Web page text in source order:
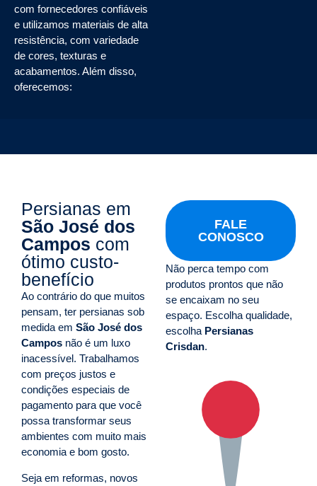
com fornecedores confiáveis
e utilizamos materiais de alta
resistência, com variedade
de cores, texturas e
acabamentos. Além disso,
oferecemos:
Persianas em
São José dos
Campos com
ótimo custo-
benefício
Ao contrário do que muitos
pensam, ter persianas sob
medida em São José dos
Campos não é um luxo
inacessível. Trabalhamos
com preços justos e
condições especiais de
pagamento para que você
possa transformar seus
ambientes com muito mais
economia e bom gosto.
Seja em reformas, novos
FALE
CONOSCO
Não perca tempo com
produtos prontos que não
se encaixam no seu
espaço. Escolha qualidade,
escolha Persianas
Crisdan.